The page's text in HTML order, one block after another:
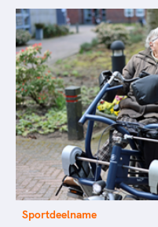
Sportdeelname